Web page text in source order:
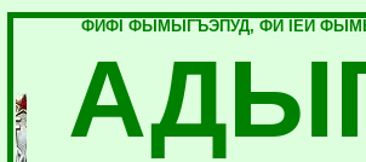
ФИФI ФЫМЫГЪЭПУД, ФИ IЕЙ